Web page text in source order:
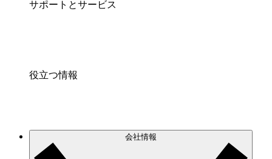
サポートとサービス
役立つ情報
会社情報